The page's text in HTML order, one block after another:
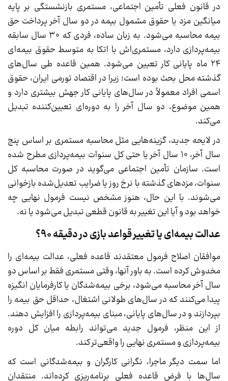
در قانون فعلی تأمین اجتماعی، مستمری بازنشستگی بر پایه
میانگین مزد یا حقوق مشمول بیمه در دو سال آخر پرداخت حق
بیمه محاسبه می‌شود. به زبان ساده، فردی که ۳۰ سال سابقه
بیمه‌پردازی دارد، مستمری‌اش با اتکا به متوسط حقوق بیمه‌ای
۲۴ ماه پایانی کار تعیین می‌شود. همین قاعده طی سال‌های
گذشته محل بحث بوده است؛ زیرا در اقتصاد تورمی ایران، حقوق
اسمی افراد معمولاً در سال‌های پایانی کار جهش بیشتری دارد و
همین موضوع، دو سال آخر را به دوره‌ای تعیین‌کننده تبدیل
می‌کند.
در لایحه جدید، گزینه‌هایی مثل محاسبه مستمری بر اساس پنج
سال آخر، ۱۰ سال آخر یا حتی کل سنوات بیمه‌پردازی مطرح شده
است. سازمان تأمین اجتماعی می‌گوید در صورت محاسبه کل
سنوات، مزدهای گذشته با نرخ روز یا ضرایب تعدیل‌شده بازخوانی
می‌شوند. با این حال، هنوز مشخص نیست فرمول نهایی چه
خواهد بود و آیا این تغییر به قانون قطعی تبدیل می‌شود یا نه.
عدالت بیمه‌ای یا تغییر قواعد بازی در دقیقه 90؟
موافقان اصلاح فرمول معتقدند قاعده فعلی، عدالت بیمه‌ای را
مخدوش کرده است. به باور آنها، وقتی مستمری فقط بر اساس دو
سال آخر محاسبه می‌شود، برخی بیمه‌شدگان یا کارفرمایان انگیزه
پیدا می‌کنند که در سال‌های طولانی اشتغال، حداقل حق بیمه را
بپردازند و در سال‌های پایانی، مبنای بیمه‌پردازی را افزایش دهند.
از این منظر، فرمول جدید می‌تواند رابطه میان کل دوره
بیمه‌پردازی و مستمری نهایی را واقعی‌تر کند.
اما سمت دیگر ماجرا، نگرانی کارگران و بیمه‌شدگانی است که
سال‌ها با فرض قاعده فعلی برنامه‌ریزی کرده‌اند. منتقدان